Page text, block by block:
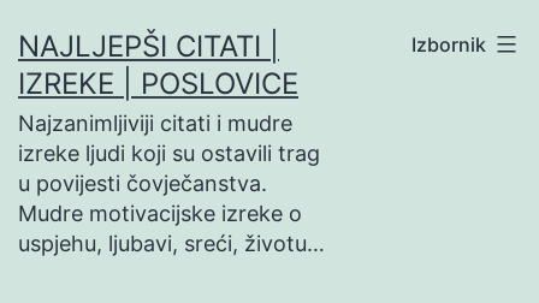
na
sadržaj
NAJLJEPŠI CITATI |
IZREKE | POSLOVICE
Najzanimljiviji citati i mudre
izreke ljudi koji su ostavili trag
u povijesti čovječanstva.
Mudre motivacijske izreke o
uspjehu, ljubavi, sreći, životu…
Izbornik